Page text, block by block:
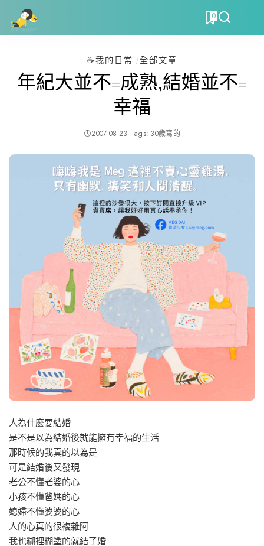
0
☕️我的日常 全部文章
年紀大並不=成熟,結婚並不=
幸福
2007-08-23 Tags: 30歲寫的
人為什麼要結婚
是不是以為結婚後就能擁有幸福的生活
那時候的我真的以為是
可是結婚後又發現
老公不懂老婆的心
小孩不懂爸媽的心
媳婦不懂婆婆的心
人的心真的很複雜阿
我也糊裡糊塗的就結了婚